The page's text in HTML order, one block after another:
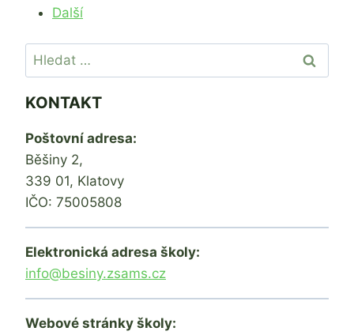
Další
Vyhledávání
KONTAKT
Poštovní adresa:
Běšiny 2,
339 01, Klatovy
IČO: 75005808
Elektronická adresa školy:
info@besiny.zsams.cz
Webové stránky školy: